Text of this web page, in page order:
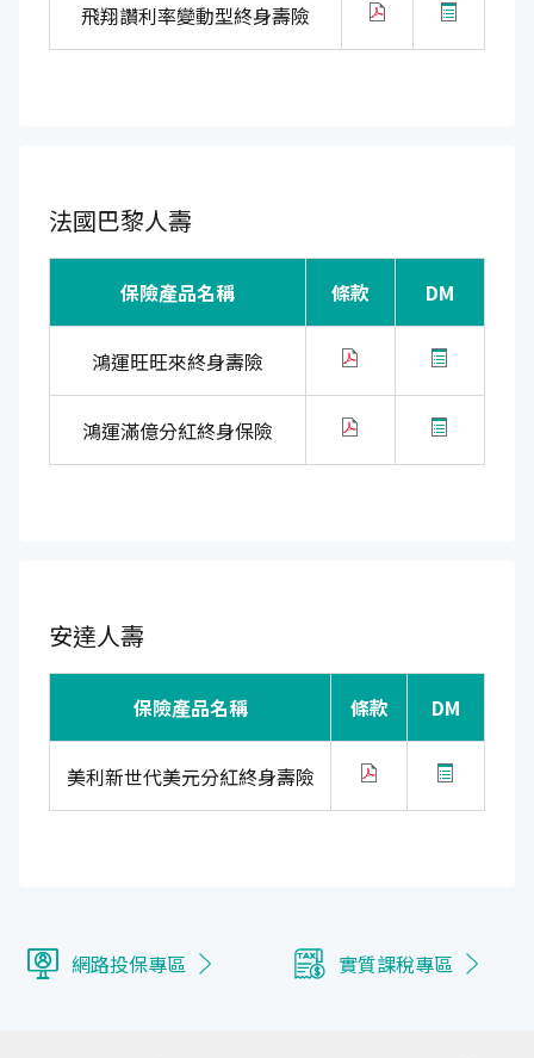
飛翔讚利率變動型終身壽險
法國巴黎人壽
保險產品名稱 條款 DM
鴻運旺旺來終身壽險
鴻運滿億分紅終身保險
安達人壽
保險產品名稱 條款 DM
美利新世代美元分紅終身壽險
網路投保專區 實質課稅專區